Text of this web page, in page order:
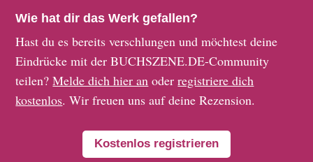
Wie hat dir das Werk gefallen?
Hast du es bereits verschlungen und möchtest deine
Eindrücke mit der BUCHSZENE.DE-Community
teilen?Melde dich hier an oderregistriere dich
kostenlos. Wir freuen uns auf deine Rezension.
Kostenlos registrieren